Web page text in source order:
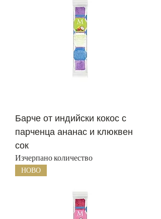
Барче от индийски кокос с
парченца ананас и клюквен
сок
Изчерпано количество
НОВО